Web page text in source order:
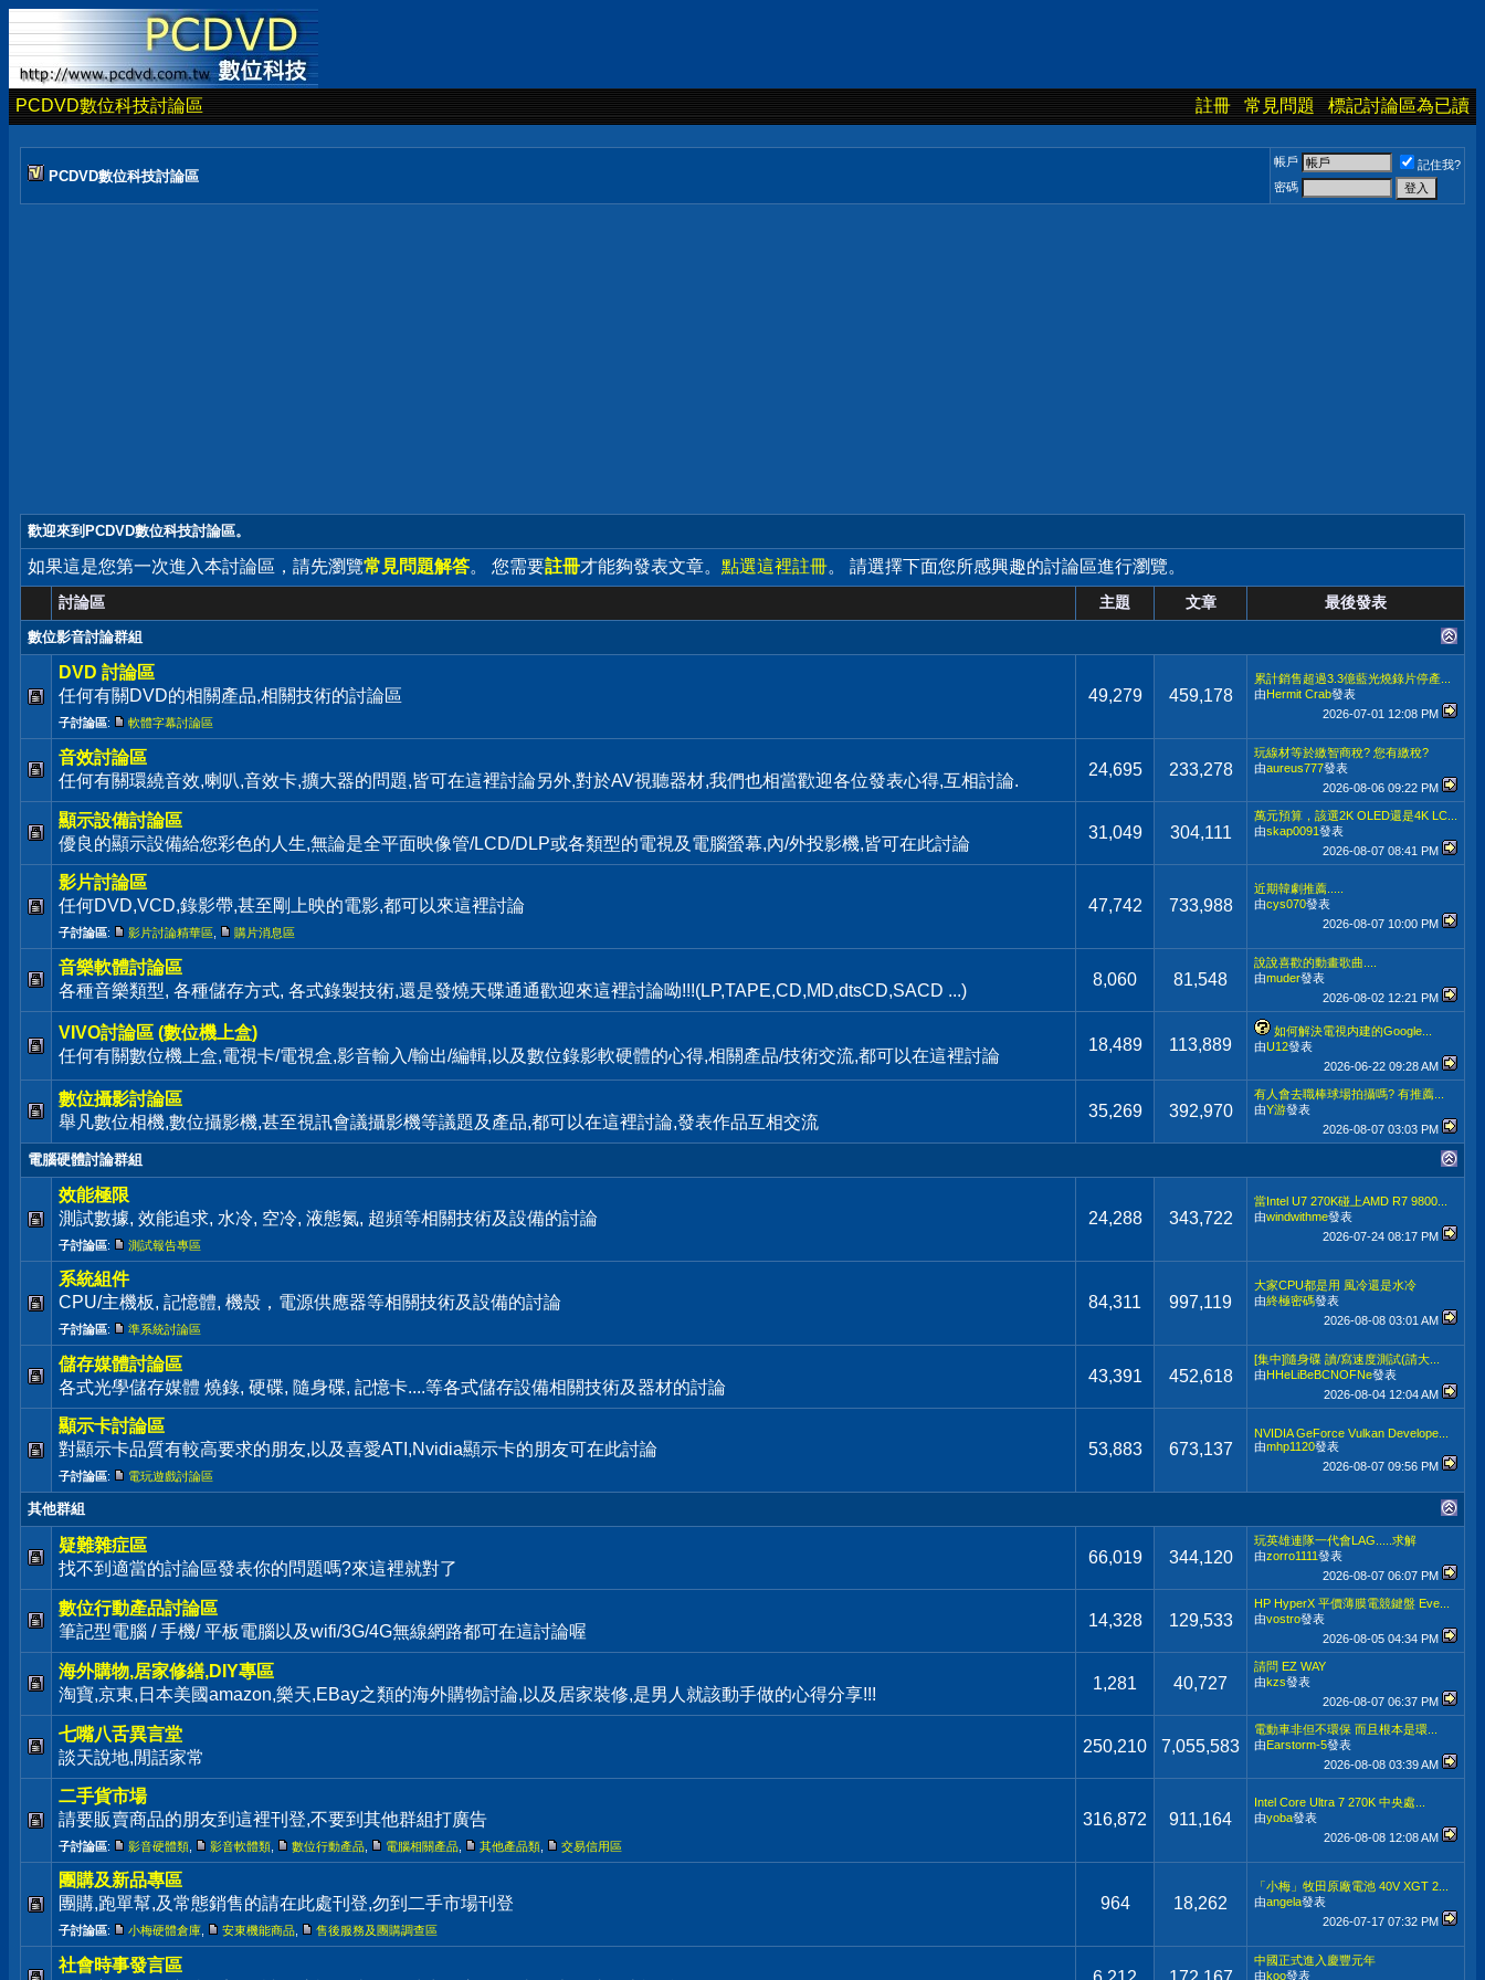
PCDVD數位科技討論區 註冊 常見問題 標記討論區為已讀
PCDVD數位科技討論區
帳戶
記住我?
密碼
歡迎來到PCDVD數位科技討論區。
如果這是您第一次進入本討論區，請先瀏覽常見問題解答。 您需要註冊才能夠發表文章。 點選這裡註冊。 請選擇下面您所感興趣的討論區進行瀏覽。
討論區 主題 文章 最後發表
數位影音討論群組
DVD 討論區
任何有關DVD的相關產品,相關技術的討論區
子討論區: 軟體字幕討論區
49,279 459,178
累計銷售超過3.3億藍光燒錄片停產...
由Hermit Crab發表
2026-07-01 12:08 PM
音效討論區
任何有關環繞音效,喇叭,音效卡,擴大器的問題,皆可在這裡討論另外,對於AV視聽器材,我們也相當歡迎各位發表心得,互相討論.
24,695 233,278
玩線材等於繳智商稅? 您有繳稅?
由aureus777發表
2026-08-06 09:22 PM
顯示設備討論區
優良的顯示設備給您彩色的人生,無論是全平面映像管/LCD/DLP或各類型的電視及電腦螢幕,內/外投影機,皆可在此討論
31,049 304,111
萬元預算，該選2K OLED還是4K LC...
由skap0091發表
2026-08-07 08:41 PM
影片討論區
任何DVD,VCD,錄影帶,甚至剛上映的電影,都可以來這裡討論
子討論區: 影片討論精華區 購片消息區
47,742 733,988
近期韓劇推薦.....
由cys070發表
2026-08-07 10:00 PM
音樂軟體討論區
各種音樂類型, 各種儲存方式, 各式錄製技術,還是發燒天碟通通歡迎來這裡討論呦!!!(LP,TAPE,CD,MD,dtsCD,SACD ...)
8,060 81,548
說說喜歡的動畫歌曲....
由muder發表
2026-08-02 12:21 PM
VIVO討論區 (數位機上盒)
任何有關數位機上盒,電視卡/電視盒,影音輸入/輸出/編輯,以及數位錄影軟硬體的心得,相關產品/技術交流,都可以在這裡討論
18,489 113,889
如何解決電視内建的Google...
由U12發表
2026-06-22 09:28 AM
數位攝影討論區
舉凡數位相機,數位攝影機,甚至視訊會議攝影機等議題及產品,都可以在這裡討論,發表作品互相交流
35,269 392,970
有人會去職棒球場拍攝嗎? 有推薦...
由Y游發表
2026-08-07 03:03 PM
電腦硬體討論群組
效能極限
測試數據, 效能追求, 水冷, 空冷, 液態氮, 超頻等相關技術及設備的討論
子討論區: 測試報告專區
24,288 343,722
當Intel U7 270K碰上AMD R7 9800...
由windwithme發表
2026-07-24 08:17 PM
系統組件
CPU/主機板, 記憶體, 機殼，電源供應器等相關技術及設備的討論
子討論區: 準系統討論區
84,311 997,119
大家CPU都是用 風冷還是水冷
由終極密碼發表
2026-08-08 03:01 AM
儲存媒體討論區
各式光學儲存媒體 燒錄, 硬碟, 隨身碟, 記憶卡....等各式儲存設備相關技術及器材的討論
43,391 452,618
[集中]隨身碟 讀/寫速度測試(請大...
由HHeLiBeBCNOFNe發表
2026-08-04 12:04 AM
顯示卡討論區
對顯示卡品質有較高要求的朋友,以及喜愛ATI,Nvidia顯示卡的朋友可在此討論
子討論區: 電玩遊戲討論區
53,883 673,137
NVIDIA GeForce Vulkan Develope...
由mhp1120發表
2026-08-07 09:56 PM
其他群組
疑難雜症區
找不到適當的討論區發表你的問題嗎?來這裡就對了
66,019 344,120
玩英雄連隊一代會LAG.....求解
由zorro1111發表
2026-08-07 06:07 PM
數位行動產品討論區
筆記型電腦 / 手機/ 平板電腦以及wifi/3G/4G無線網路都可在這討論喔
14,328 129,533
HP HyperX 平價薄膜電競鍵盤 Eve...
由vostro發表
2026-08-05 04:34 PM
海外購物,居家修繕,DIY專區
淘寶,京東,日本美國amazon,樂天,EBay之類的海外購物討論,以及居家裝修,是男人就該動手做的心得分享!!!
1,281 40,727
請問 EZ WAY
由kzs發表
2026-08-07 06:37 PM
七嘴八舌異言堂
談天說地,閒話家常
250,210 7,055,583
電動車非但不環保 而且根本是環...
由Earstorm-5發表
2026-08-08 03:39 AM
二手貨市場
請要販賣商品的朋友到這裡刊登,不要到其他群組打廣告
子討論區: 影音硬體類 影音軟體類 數位行動產品 電腦相關產品 其他產品類 交易信用區
316,872 911,164
Intel Core Ultra 7 270K 中央處...
由yoba發表
2026-08-08 12:08 AM
團購及新品專區
團購,跑單幫,及常態銷售的請在此處刊登,勿到二手市場刊登
子討論區: 小梅硬體倉庫 安東機能商品 售後服務及團購調查區
964 18,262
「小梅」牧田原廠電池 40V XGT 2...
由angela發表
2026-07-17 07:32 PM
社會時事發言區
中國正式進入慶豐元年
由koo發表